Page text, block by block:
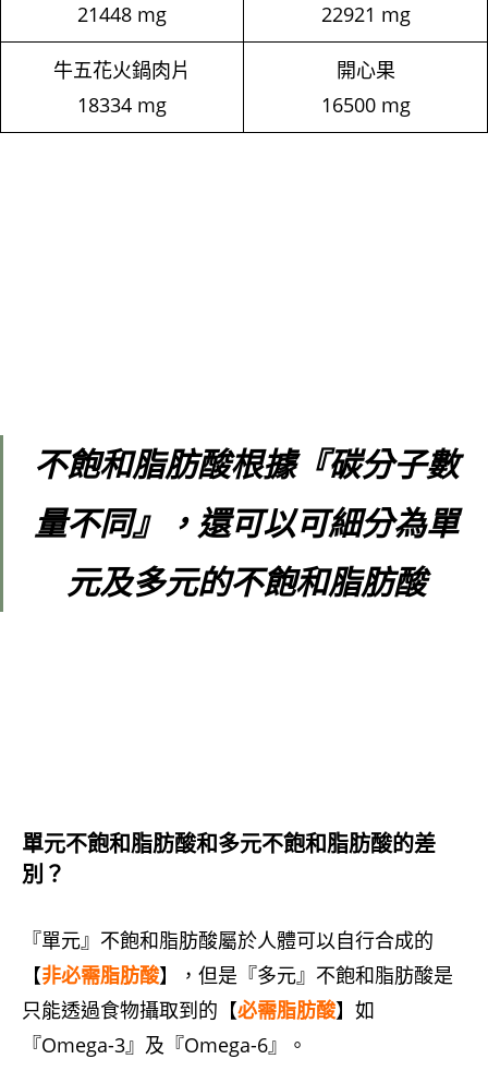
21448 mg
22921 mg
牛五花火鍋肉片
18334 mg
開心果
16500 mg
不飽和脂肪酸根據『碳分子數
量不同』
，還可以可細分為單
元及多元的不飽和脂肪酸
單元不飽和脂肪酸和多元不飽和脂肪酸的差
別？
『單元』不飽和脂肪酸屬於人體可以自行合成的
【非必需脂肪酸】，但是『多元』不飽和脂肪酸是
只能透過食物攝取到的【必需脂肪酸】如
『Omega-3』及『Omega-6』。